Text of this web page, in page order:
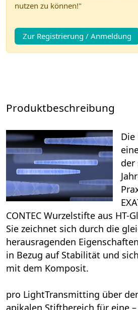
nutzen zu können!"
Zur Registrierung / Anmeldung
Produktbeschreibung
Die
der
CONTEC Wurzelstifte aus HT-
Sie zeichnet sich durch die
herausragenden
in Bezug auf Stabilität und
mit dem Komposit.
pro LightTransmitting über
apikalen Stiftbereich für eine